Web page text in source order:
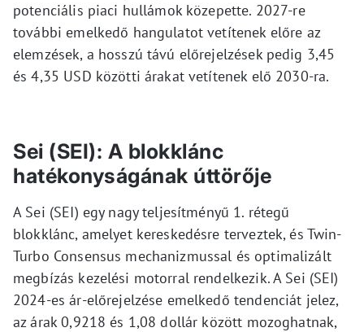
potenciális piaci hullámok közepette. 2027-re
további emelkedő hangulatot vetítenek előre az
elemzések, a hosszú távú előrejelzések pedig 3,45
és 4,35 USD közötti árakat vetítenek elő 2030-ra.
Sei (SEI): A blokklánc
hatékonyságának úttörője
A Sei (SEI) egy nagy teljesítményű 1. rétegű
blokklánc, amelyet kereskedésre terveztek, és Twin-
Turbo Consensus mechanizmussal és optimalizált
megbízás kezelési motorral rendelkezik. A Sei (SEI)
2024-es ár-előrejelzése emelkedő tendenciát jelez,
az árak 0,9218 és 1,08 dollár között mozoghatnak,